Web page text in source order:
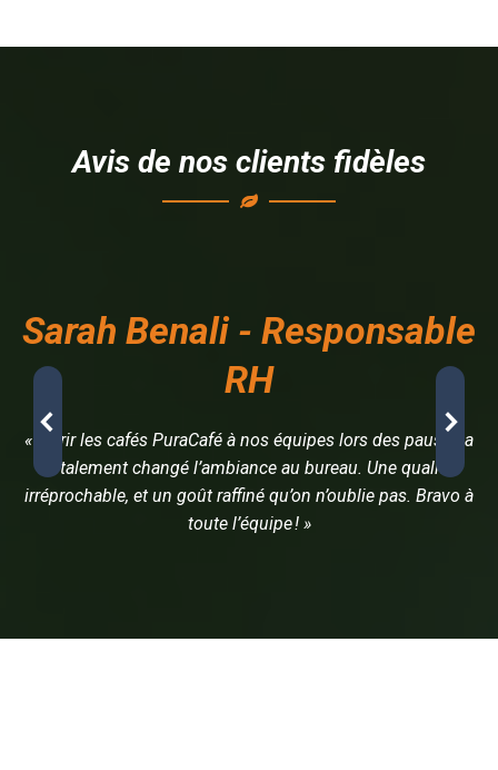
Avis de nos clients fidèles
Sarah Benali - Responsable
RH
« Offrir les cafés PuraCafé à nos équipes lors des pauses a
totalement changé l’ambiance au bureau. Une qualité
irréprochable, et un goût raffiné qu’on n’oublie pas. Bravo à
toute l’équipe ! »